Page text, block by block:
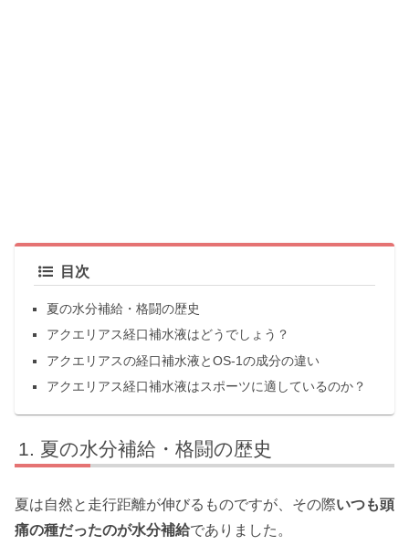
目次
夏の水分補給・格闘の歴史
アクエリアス経口補水液はどうでしょう？
アクエリアスの経口補水液とOS-1の成分の違い
アクエリアス経口補水液はスポーツに適しているのか？
夏の水分補給・格闘の歴史
夏は自然と走行距離が伸びるものですが、その際いつも頭
痛の種だったのが水分補給でありました。